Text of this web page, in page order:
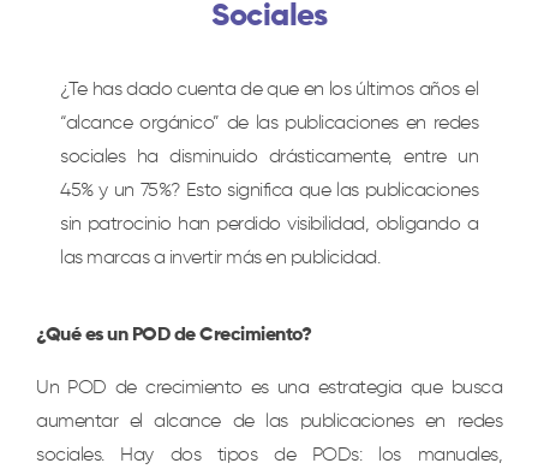
Sociales
¿Te has dado cuenta de que en los últimos años el
“alcance orgánico” de las publicaciones en redes
sociales ha disminuido drásticamente, entre un
45% y un 75%? Esto significa que las publicaciones
sin patrocinio han perdido visibilidad, obligando a
las marcas a invertir más en publicidad.
¿Qué es un POD de Crecimiento?
Un POD de crecimiento es una estrategia que busca
aumentar el alcance de las publicaciones en redes
sociales. Hay dos tipos de PODs: los manuales,